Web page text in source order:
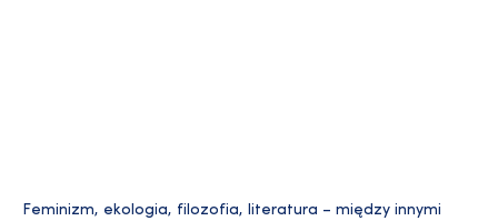
Feminizm, ekologia, filozofia, literatura – między innymi